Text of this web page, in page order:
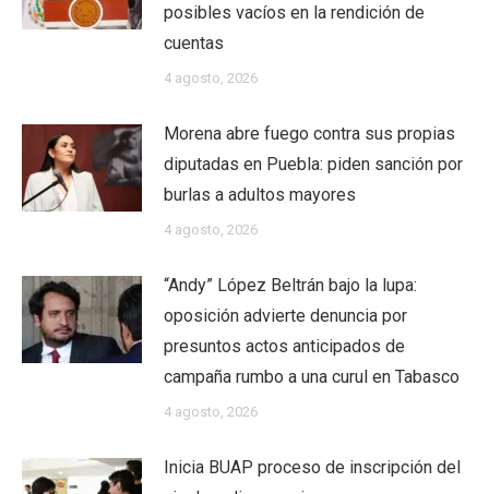
posibles vacíos en la rendición de
cuentas
4 agosto, 2026
Morena abre fuego contra sus propias
diputadas en Puebla: piden sanción por
burlas a adultos mayores
4 agosto, 2026
“Andy” López Beltrán bajo la lupa:
oposición advierte denuncia por
presuntos actos anticipados de
campaña rumbo a una curul en Tabasco
4 agosto, 2026
Inicia BUAP proceso de inscripción del